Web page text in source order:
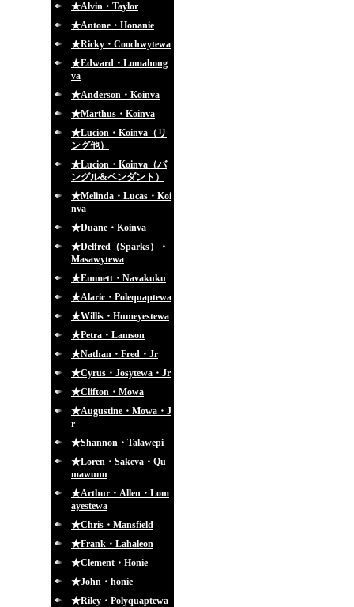
★Alvin・Taylor
★Antone・Honanie
★Ricky・Coochwytewa
★Edward・Lomahong
va
★Anderson・Koinva
★Marthus・Koinva
★Lucion・Koinva（リ
ング他）
★Lucion・Koinva（バ
ングル&ペンダント）
★Melinda・Lucas・Koi
nva
★Duane・Koinva
★Delfred（Sparks）・
Masawytewa
★Emmett・Navakuku
★Alaric・Polequaptewa
★Willis・Humeyestewa
★Petra・Lamson
★Nathan・Fred・Jr
★Cyrus・Josytewa・Jr
★Clifton・Mowa
★Augustine・Mowa・J
r
★Shannon・Talawepi
★Loren・Sakeva・Qu
mawunu
★Arthur・Allen・Lom
ayestewa
★Chris・Mansfield
★Frank・Lahaleon
★Clement・Honie
★John・honie
★Riley・Polyquaptewa